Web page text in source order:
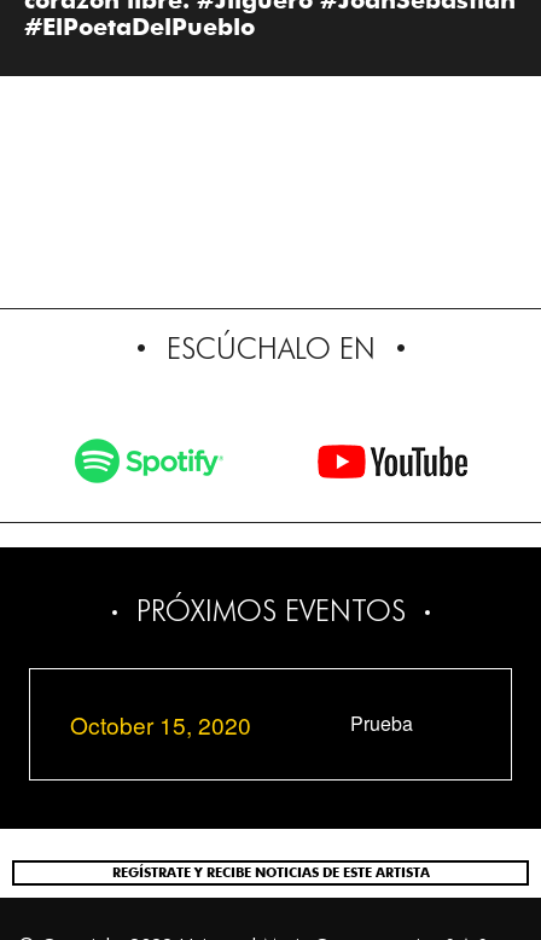
#ElPoetaDelPueblo
ESCÚCHALO EN
PRÓXIMOS EVENTOS
October 15, 2020 Prueba
REGÍSTRATE Y RECIBE NOTICIAS DE ESTE ARTISTA